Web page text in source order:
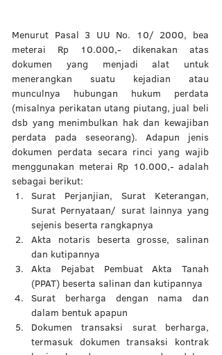
Menurut Pasal 3 UU No. 10/ 2000, bea
meterai Rp 10.000,- dikenakan atas
dokumen yang menjadi alat untuk
menerangkan suatu kejadian atau
munculnya hubungan hukum perdata
(misalnya perikatan utang piutang, jual beli
dsb yang menimbulkan hak dan kewajiban
perdata pada seseorang). Adapun jenis
dokumen perdata secara rinci yang wajib
menggunakan meterai Rp 10.000,- adalah
sebagai berikut:
Surat Perjanjian, Surat Keterangan,
Surat Pernyataan/ surat lainnya yang
sejenis beserta rangkapnya
Akta notaris beserta grosse, salinan
dan kutipannya
Akta Pejabat Pembuat Akta Tanah
(PPAT) beserta salinan dan kutipannya
Surat berharga dengan nama dan
dalam bentuk apapun
Dokumen transaksi surat berharga,
termasuk dokumen transaksi kontrak